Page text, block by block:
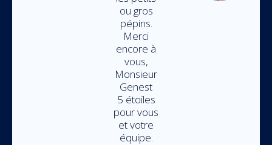
ou gros
pépins.
Merci
encore à
vous,
Monsieur
Genest
5 étoiles
pour vous
et votre
équipe.